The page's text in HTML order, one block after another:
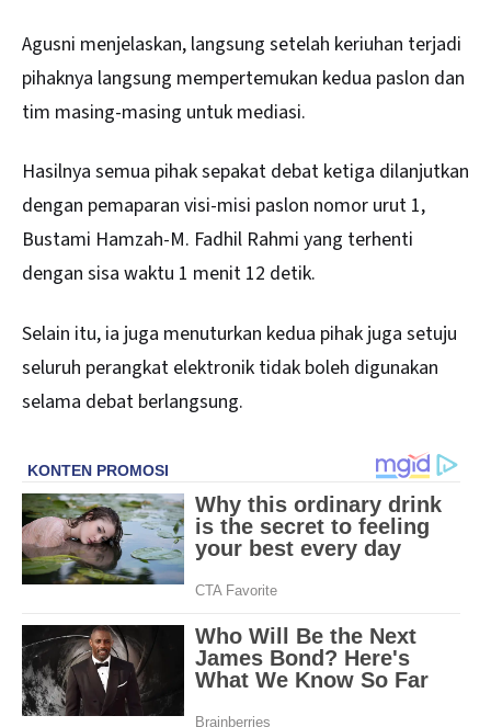
Agusni menjelaskan, langsung setelah keriuhan terjadi
pihaknya langsung mempertemukan kedua paslon dan
tim masing-masing untuk mediasi.
Hasilnya semua pihak sepakat debat ketiga dilanjutkan
dengan pemaparan visi-misi paslon nomor urut 1,
Bustami Hamzah-M. Fadhil Rahmi yang terhenti
dengan sisa waktu 1 menit 12 detik.
Selain itu, ia juga menuturkan kedua pihak juga setuju
seluruh perangkat elektronik tidak boleh digunakan
selama debat berlangsung.